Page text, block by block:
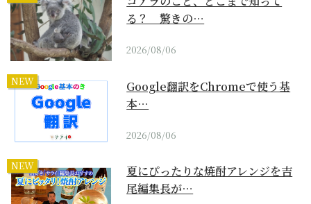
る？ 驚きの…
2026/08/06
NEW
Google翻訳をChromeで使う基
本…
2026/08/06
NEW
夏にぴったりな焼酎アレンジを吉
尾編集長が…